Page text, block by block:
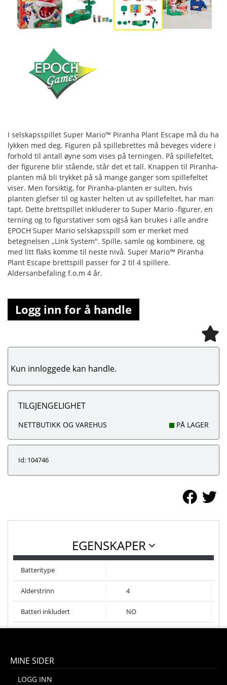
I selskapsspillet Super Mario™ Piranha Plant Escape må du ha
lykken med deg. Figuren på spillebrettes må beveges videre i
forhold til antall øyne som vises på terningen. På spillefeltet,
der figurene blir stående, står det et tall. Knappen til Piranha-
planten må bli trykket på så mange ganger som spillefeltet
viser. Men forsiktig, for Piranha-planten er sulten, hvis
planten glefser til og kaster helten ut av spillefeltet, har man
tapt. Dette brettspillet inkluderer to Super Mario -figurer, en
terning og to figurstativer som også kan brukes i alle andre
EPOCH Super Mario selskapsspill som er merket med
betegnelsen „Link System". Spille, samle og kombinere, og
med litt flaks komme til neste nivå. Super Mario™ Piranha
Plant Escape brettspill passer for 2 til 4 spillere.
Aldersanbefaling f.o.m 4 år.
Logg inn for å handle
Kun innloggede kan handle.
TILGJENGELIGHET
NETTBUTIKK OG VAREHUS PÅ LAGER
Id: 104746
EGENSKAPER
Batteritype
Alderstrinn 4
Batteri inkludert NO
MINE SIDER
LOGG INN